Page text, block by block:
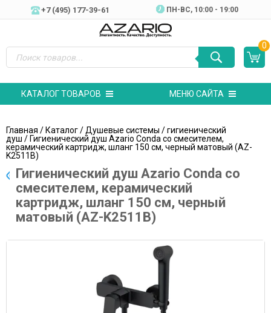
+7 (495) 177-39-61 ПН-ВC, 10:00 - 19:00
0
КАТАЛОГ ТОВАРОВ МЕНЮ САЙТА
Главная /Каталог/ Душевые системы /гигиенический
душ / Гигиенический душ Azario Conda со смесителем,
керамический картридж, шланг 150 см, черный матовый (AZ-
K2511B)
Гигиенический душ Azario Conda со
смесителем, керамический
картридж, шланг 150 см, черный
матовый (AZ-K2511B)